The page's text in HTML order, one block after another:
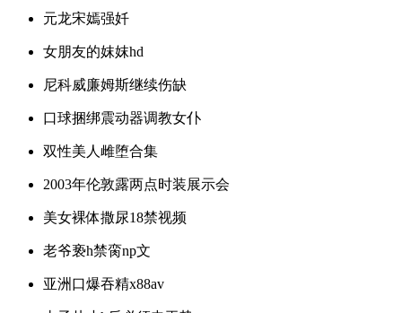
元龙宋嫣强奷
女朋友的妺妺hd
尼科威廉姆斯继续伤缺
口球捆绑震动器调教女仆
双性美人雌堕合集
2003年伦敦露两点时装展示会
美女裸体撒尿18禁视频
老爷亵h禁脔np文
亚洲口爆吞精x88av